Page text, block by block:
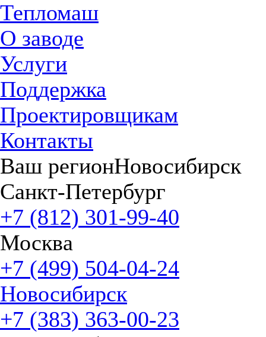
Тепломаш
О заводе
Услуги
Поддержка
Проектировщикам
Контакты
Ваш регионНовосибирск
Санкт-Петербург
+7 (812) 301-99-40
Москва
+7 (499) 504-04-24
Новосибирск
+7 (383) 363-00-23